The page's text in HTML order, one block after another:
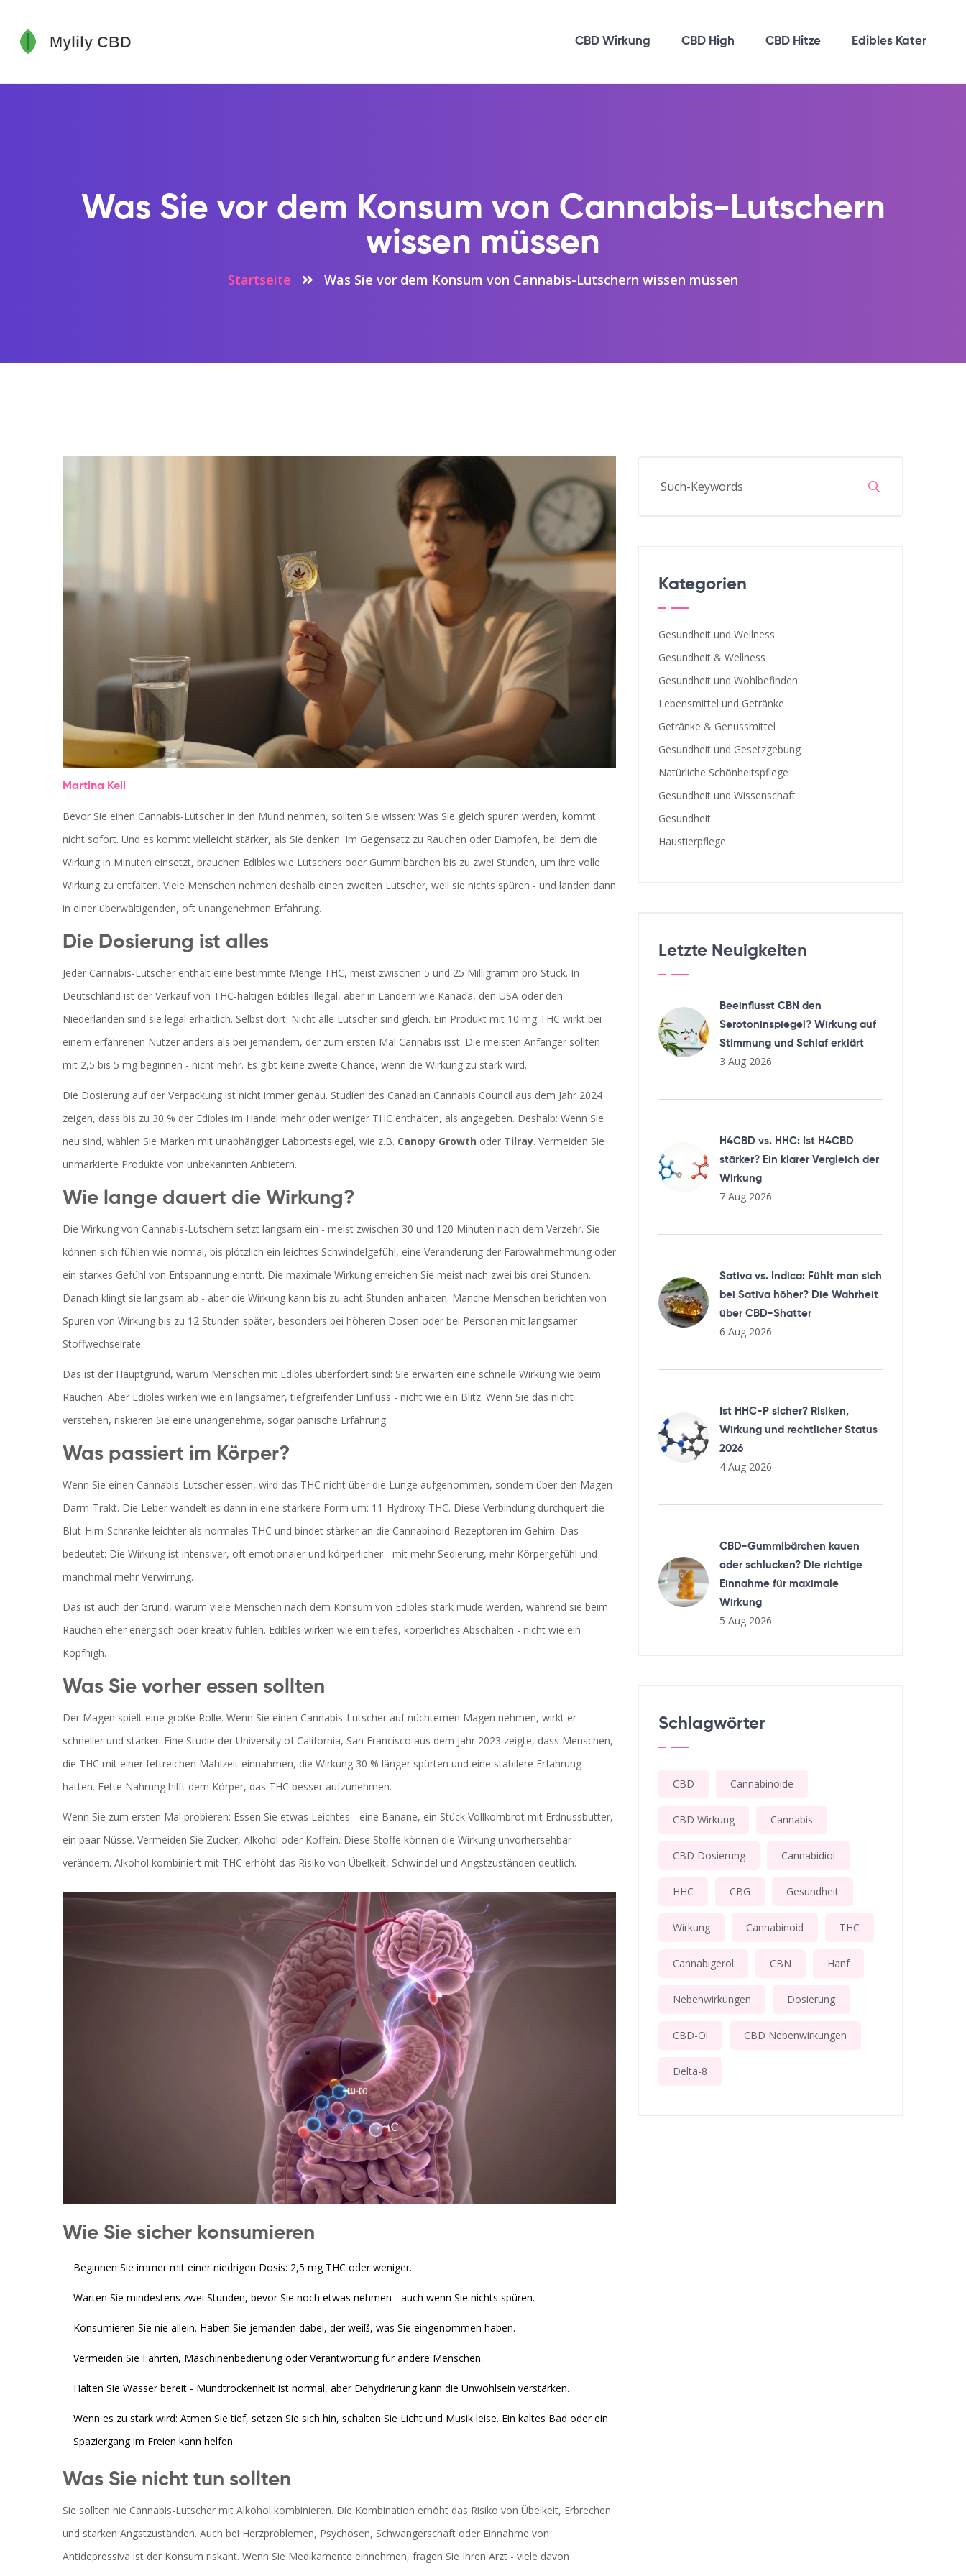
CBD Wirkung CBD High CBD Hitze Edibles Kater
Was Sie vor dem Konsum von Cannabis-Lutschern
wissen müssen
Startseite Was Sie vor dem Konsum von Cannabis-Lutschern wissen müssen
Martina Keil
Bevor Sie einen Cannabis-Lutscher in den Mund nehmen, sollten Sie wissen: Was Sie gleich spüren werden, kommt
nicht sofort. Und es kommt vielleicht stärker, als Sie denken. Im Gegensatz zu Rauchen oder Dampfen, bei dem die
Wirkung in Minuten einsetzt, brauchen Edibles wie Lutschers oder Gummibärchen bis zu zwei Stunden, um ihre volle
Wirkung zu entfalten. Viele Menschen nehmen deshalb einen zweiten Lutscher, weil sie nichts spüren - und landen dann
in einer überwältigenden, oft unangenehmen Erfahrung.
Die Dosierung ist alles
Jeder Cannabis-Lutscher enthält eine bestimmte Menge THC, meist zwischen 5 und 25 Milligramm pro Stück. In
Deutschland ist der Verkauf von THC-haltigen Edibles illegal, aber in Ländern wie Kanada, den USA oder den
Niederlanden sind sie legal erhältlich. Selbst dort: Nicht alle Lutscher sind gleich. Ein Produkt mit 10 mg THC wirkt bei
einem erfahrenen Nutzer anders als bei jemandem, der zum ersten Mal Cannabis isst. Die meisten Anfänger sollten
mit 2,5 bis 5 mg beginnen - nicht mehr. Es gibt keine zweite Chance, wenn die Wirkung zu stark wird.
Die Dosierung auf der Verpackung ist nicht immer genau. Studien des Canadian Cannabis Council aus dem Jahr 2024
zeigen, dass bis zu 30 % der Edibles im Handel mehr oder weniger THC enthalten, als angegeben. Deshalb: Wenn Sie
neu sind, wählen Sie Marken mit unabhängiger Labortestsiegel, wie z.B. Canopy Growth oder Tilray. Vermeiden Sie
unmarkierte Produkte von unbekannten Anbietern.
Wie lange dauert die Wirkung?
Die Wirkung von Cannabis-Lutschern setzt langsam ein - meist zwischen 30 und 120 Minuten nach dem Verzehr. Sie
können sich fühlen wie normal, bis plötzlich ein leichtes Schwindelgefühl, eine Veränderung der Farbwahrnehmung oder
ein starkes Gefühl von Entspannung eintritt. Die maximale Wirkung erreichen Sie meist nach zwei bis drei Stunden.
Danach klingt sie langsam ab - aber die Wirkung kann bis zu acht Stunden anhalten. Manche Menschen berichten von
Spuren von Wirkung bis zu 12 Stunden später, besonders bei höheren Dosen oder bei Personen mit langsamer
Stoffwechselrate.
Das ist der Hauptgrund, warum Menschen mit Edibles überfordert sind: Sie erwarten eine schnelle Wirkung wie beim
Rauchen. Aber Edibles wirken wie ein langsamer, tiefgreifender Einfluss - nicht wie ein Blitz. Wenn Sie das nicht
verstehen, riskieren Sie eine unangenehme, sogar panische Erfahrung.
Was passiert im Körper?
Wenn Sie einen Cannabis-Lutscher essen, wird das THC nicht über die Lunge aufgenommen, sondern über den Magen-
Darm-Trakt. Die Leber wandelt es dann in eine stärkere Form um: 11-Hydroxy-THC. Diese Verbindung durchquert die
Blut-Hirn-Schranke leichter als normales THC und bindet stärker an die Cannabinoid-Rezeptoren im Gehirn. Das
bedeutet: Die Wirkung ist intensiver, oft emotionaler und körperlicher - mit mehr Sedierung, mehr Körpergefühl und
manchmal mehr Verwirrung.
Das ist auch der Grund, warum viele Menschen nach dem Konsum von Edibles stark müde werden, während sie beim
Rauchen eher energisch oder kreativ fühlen. Edibles wirken wie ein tiefes, körperliches Abschalten - nicht wie ein
Kopfhigh.
Was Sie vorher essen sollten
Der Magen spielt eine große Rolle. Wenn Sie einen Cannabis-Lutscher auf nüchternen Magen nehmen, wirkt er
schneller und stärker. Eine Studie der University of California, San Francisco aus dem Jahr 2023 zeigte, dass Menschen,
die THC mit einer fettreichen Mahlzeit einnahmen, die Wirkung 30 % länger spürten und eine stabilere Erfahrung
hatten. Fette Nahrung hilft dem Körper, das THC besser aufzunehmen.
Wenn Sie zum ersten Mal probieren: Essen Sie etwas Leichtes - eine Banane, ein Stück Vollkornbrot mit Erdnussbutter,
ein paar Nüsse. Vermeiden Sie Zucker, Alkohol oder Koffein. Diese Stoffe können die Wirkung unvorhersehbar
verändern. Alkohol kombiniert mit THC erhöht das Risiko von Übelkeit, Schwindel und Angstzuständen deutlich.
Wie Sie sicher konsumieren
Beginnen Sie immer mit einer niedrigen Dosis: 2,5 mg THC oder weniger.
Warten Sie mindestens zwei Stunden, bevor Sie noch etwas nehmen - auch wenn Sie nichts spüren.
Konsumieren Sie nie allein. Haben Sie jemanden dabei, der weiß, was Sie eingenommen haben.
Vermeiden Sie Fahrten, Maschinenbedienung oder Verantwortung für andere Menschen.
Halten Sie Wasser bereit - Mundtrockenheit ist normal, aber Dehydrierung kann die Unwohlsein verstärken.
Wenn es zu stark wird: Atmen Sie tief, setzen Sie sich hin, schalten Sie Licht und Musik leise. Ein kaltes Bad oder ein
Spaziergang im Freien kann helfen.
Was Sie nicht tun sollten
Sie sollten nie Cannabis-Lutscher mit Alkohol kombinieren. Die Kombination erhöht das Risiko von Übelkeit, Erbrechen
und starken Angstzuständen. Auch bei Herzproblemen, Psychosen, Schwangerschaft oder Einnahme von
Antidepressiva ist der Konsum riskant. Wenn Sie Medikamente einnehmen, fragen Sie Ihren Arzt - viele davon
Kategorien
Gesundheit und Wellness
Gesundheit & Wellness
Gesundheit und Wohlbefinden
Lebensmittel und Getränke
Getränke & Genussmittel
Gesundheit und Gesetzgebung
Natürliche Schönheitspflege
Gesundheit und Wissenschaft
Gesundheit
Haustierpflege
Letzte Neuigkeiten
Beeinflusst CBN den
Serotoninspiegel? Wirkung auf
Stimmung und Schlaf erklärt
3 Aug 2026
H4CBD vs. HHC: Ist H4CBD
stärker? Ein klarer Vergleich der
Wirkung
7 Aug 2026
Sativa vs. Indica: Fühlt man sich
bei Sativa höher? Die Wahrheit
über CBD-Shatter
6 Aug 2026
Ist HHC-P sicher? Risiken,
Wirkung und rechtlicher Status
2026
4 Aug 2026
CBD-Gummibärchen kauen
oder schlucken? Die richtige
Einnahme für maximale
Wirkung
5 Aug 2026
Schlagwörter
CBD Cannabinoide
CBD Wirkung Cannabis
CBD Dosierung Cannabidiol
HHC CBG Gesundheit
Wirkung Cannabinoid THC
Cannabigerol CBN Hanf
Nebenwirkungen Dosierung
CBD-Öl CBD Nebenwirkungen
Delta-8